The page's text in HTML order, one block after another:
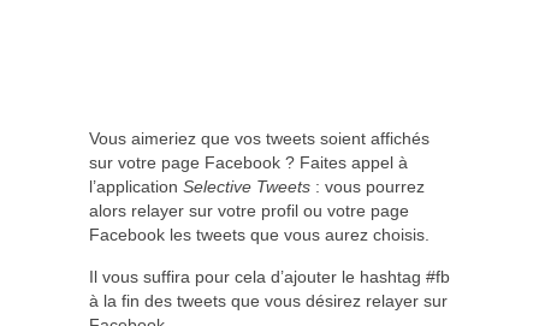
Vous aimeriez que vos tweets soient affichés
sur votre page Facebook ? Faites appel à
l’application Selective Tweets : vous pourrez
alors relayer sur votre profil ou votre page
Facebook les tweets que vous aurez choisis.
Il vous suffira pour cela d’ajouter le hashtag #fb
à la fin des tweets que vous désirez relayer sur